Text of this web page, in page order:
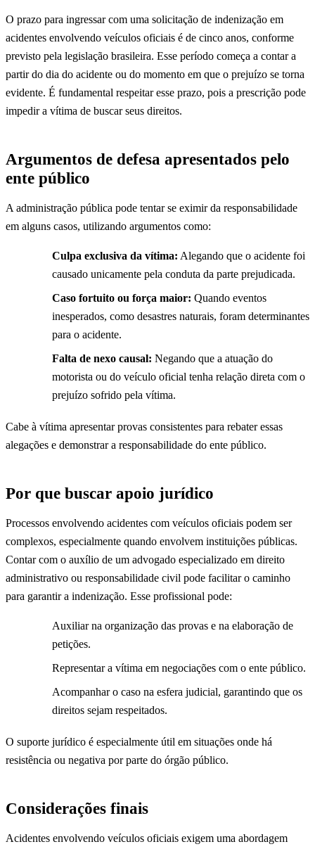
O prazo para ingressar com uma solicitação de indenização em
acidentes envolvendo veículos oficiais é de cinco anos, conforme
previsto pela legislação brasileira. Esse período começa a contar a
partir do dia do acidente ou do momento em que o prejuízo se torna
evidente. É fundamental respeitar esse prazo, pois a prescrição pode
impedir a vítima de buscar seus direitos.
Argumentos de defesa apresentados pelo
ente público
A administração pública pode tentar se eximir da responsabilidade
em alguns casos, utilizando argumentos como:
Culpa exclusiva da vítima: Alegando que o acidente foi
causado unicamente pela conduta da parte prejudicada.
Caso fortuito ou força maior: Quando eventos
inesperados, como desastres naturais, foram determinantes
para o acidente.
Falta de nexo causal: Negando que a atuação do
motorista ou do veículo oficial tenha relação direta com o
prejuízo sofrido pela vítima.
Cabe à vítima apresentar provas consistentes para rebater essas
alegações e demonstrar a responsabilidade do ente público.
Por que buscar apoio jurídico
Processos envolvendo acidentes com veículos oficiais podem ser
complexos, especialmente quando envolvem instituições públicas.
Contar com o auxílio de um advogado especializado em direito
administrativo ou responsabilidade civil pode facilitar o caminho
para garantir a indenização. Esse profissional pode:
Auxiliar na organização das provas e na elaboração de
petições.
Representar a vítima em negociações com o ente público.
Acompanhar o caso na esfera judicial, garantindo que os
direitos sejam respeitados.
O suporte jurídico é especialmente útil em situações onde há
resistência ou negativa por parte do órgão público.
Considerações finais
Acidentes envolvendo veículos oficiais exigem uma abordagem